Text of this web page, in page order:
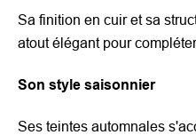
Sa finition en cuir et sa
atout élégant pour
Son style saisonnier
Ses teintes automnales